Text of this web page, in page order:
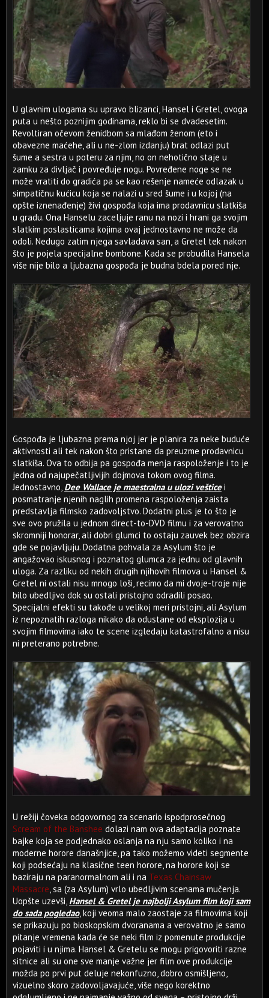
U glavnim ulogama su upravo blizanci, Hansel i Gretel, ovoga
puta u nešto poznijim godinama, reklo bi se dvadesetim.
Revoltiran očevom ženidbom sa mlađom ženom (eto i
obavezne maćehe, ali u ne-zlom izdanju) brat odlazi put
šume a sestra u poteru za njim, no on nehotično staje u
zamku za divljač i povređuje nogu. Povređene noge se ne
može vratiti do gradića pa se kao rešenje nameće odlazak u
simpatičnu kućicu koja se nalazi u sred šume i u kojoj (na
opšte iznenađenje) živi gospođa koja ima prodavnicu slatkiša
u gradu. Ona Hanselu zaceljuje ranu na nozi i hrani ga svojim
slatkim poslasticama kojima ovaj jednostavno ne može da
odoli. Nedugo zatim njega savladava san, a Gretel tek nakon
što je pojela specijalne bombone. Kada se probudila Hansela
više nije bilo a ljubazna gospođa je budna bdela pored nje.
Gospođa je ljubazna prema njoj jer je planira za neke buduće
aktivnosti ali tek nakon što pristane da preuzme prodavnicu
slatkiša. Ova to odbija pa gospođa menja raspoloženje i to je
jedna od najupečatljivijih dojmova tokom ovog filma.
Jednostavno, Dee Wallace je maestralna u ulozi vešticei
posmatranje njenih naglih promena raspoloženja zaista
predstavlja filmsko zadovoljstvo. Dodatni plus je to što je
sve ovo pružila u jednom direct-to-DVD filmu i za verovatno
skromniji honorar, ali dobri glumci to ostaju zauvek bez obzira
gde se pojavljuju. Dodatna pohvala za Asylum što je
angažovao iskusnog i poznatog glumca za jednu od glavnih
uloga. Za razliku od nekih drugih njihovih filmova u Hansel &
Gretel ni ostali nisu mnogo loši, recimo da mi dvoje-troje nije
bilo ubedljivo dok su ostali pristojno odradili posao.
Specijalni efekti su takođe u velikoj meri pristojni, ali Asylum
iz nepoznatih razloga nikako da odustane od eksplozija u
svojim filmovima iako te scene izgledaju katastrofalno a nisu
ni preterano potrebne.
U režiji čoveka odgovornog za scenario ispodprosečnog
Scream of the Banshee dolazi nam ova adaptacija poznate
bajke koja se podjednako oslanja na nju samo koliko i na
moderne horore današnjice, pa tako možemo videti segmente
koji podsećaju na klasične teen horore, na horore koji se
baziraju na paranormalnom ali i na Texas Chainsaw
Massacre, sa (za Asylum) vrlo ubedljivim scenama mučenja.
Uopšte uzevši, Hansel & Gretel je najbolji Asylum film koji sam
do sada pogledao, koji veoma malo zaostaje za filmovima koji
se prikazuju po bioskopskim dvoranama a verovatno je samo
pitanje vremena kada će se neki film iz pomenute produkcije
pojaviti i u njima. Hansel & Gretelu se mogu prigovoriti razne
sitnice ali su one sve manje važne jer film ove produkcije
možda po prvi put deluje nekonfuzno, dobro osmišljeno,
vizuelno skoro zadovoljavajuće, više nego korektno